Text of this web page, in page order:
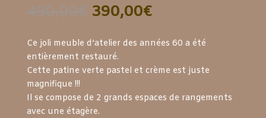
Le
prix
initial
était :
490,00€.
390,00€Le
actuel
est :
390,00€.
Ce joli meuble d’atelier des années 60 a été
entièrement restauré.
Cette patine verte pastel et crème est juste
magnifique !!!
Il se compose de 2 grands espaces de rangements
avec une étagère.